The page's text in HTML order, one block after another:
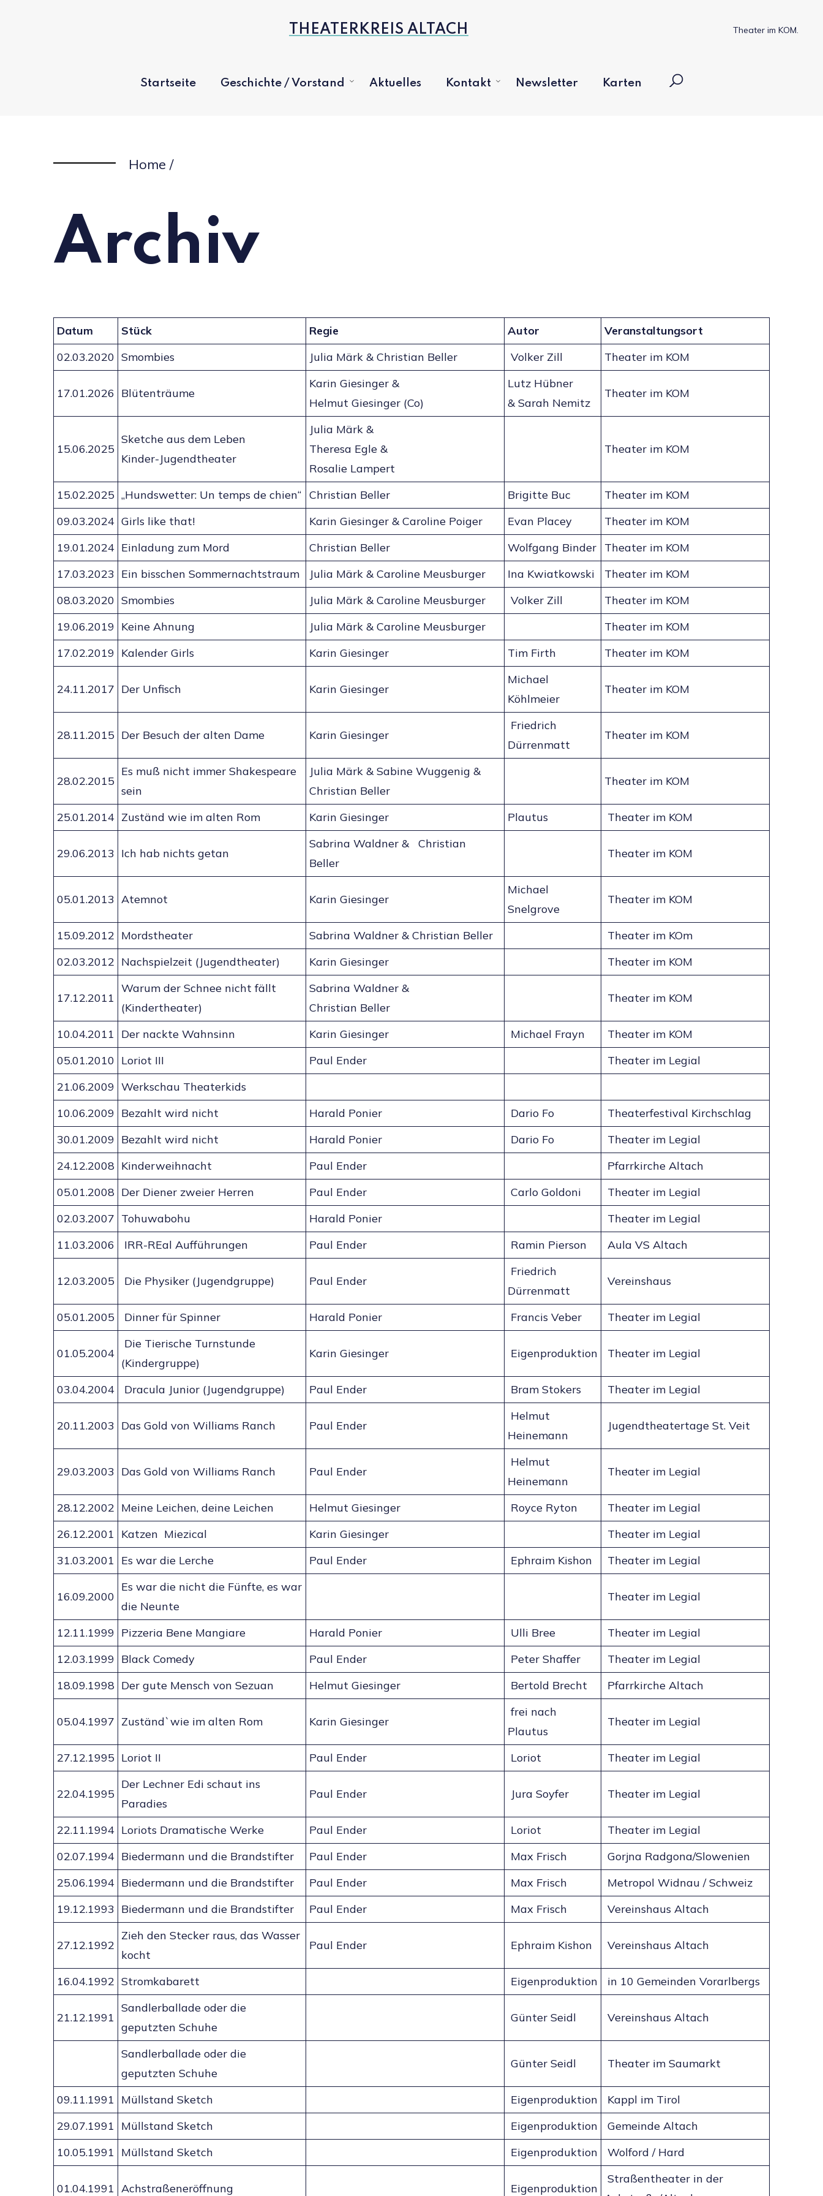
THEATERKREIS ALTACH Theater im KOM.
Startseite Geschichte / Vorstand
OpenAktuelles Kontakt
OpenNewsletter Karten
Home /
Archiv
Datum Stück Regie Autor
Veranstaltungsort
02.03.2020 Smombies Julia Märk & Christian Beller Volker Zill Theater im KOM
17.01.2026 Blütenträume
Karin Giesinger &
Helmut Giesinger (Co)
Lutz Hübner
& Sarah Nemitz
Theater im KOM
15.06.2025
Sketche aus dem Leben
Kinder-Jugendtheater
Julia Märk &
Theresa Egle &
Rosalie Lampert
Theater im KOM
15.02.2025 „Hundswetter: Un temps de chien“ Christian Beller Brigitte Buc
Theater im KOM
09.03.2024 Girls like that! Karin Giesinger & Caroline Poiger Evan Placey
Theater im KOM
19.01.2024 Einladung zum Mord Christian Beller Wolfgang Binder
Theater im KOM
17.03.2023 Ein bisschen Sommernachtstraum Julia Märk & Caroline Meusburger Ina Kwiatkowski
Theater im KOM
08.03.2020 Smombies Julia Märk & Caroline Meusburger Volker Zill
Theater im KOM
19.06.2019 Keine Ahnung Julia Märk & Caroline Meusburger
Theater im KOM
17.02.2019 Kalender Girls Karin Giesinger Tim Firth Theater im KOM
24.11.2017 Der Unfisch Karin Giesinger
Michael
Köhlmeier
Theater im KOM
28.11.2015 Der Besuch der alten Dame Karin Giesinger
Friedrich
Dürrenmatt
Theater im KOM
28.02.2015
Es muß nicht immer Shakespeare
sein
Julia Märk & Sabine Wuggenig &
Christian Beller
Theater im KOM
25.01.2014 Zuständ wie im alten Rom Karin Giesinger Plautus Theater im KOM
29.06.2013 Ich hab nichts getan
Sabrina Waldner & Christian
Beller
Theater im KOM
05.01.2013 Atemnot Karin Giesinger
Michael
Snelgrove
Theater im KOM
15.09.2012 Mordstheater Sabrina Waldner & Christian Beller
Theater im KOm
02.03.2012 Nachspielzeit (Jugendtheater) Karin Giesinger Theater im KOM
17.12.2011
Warum der Schnee nicht fällt
(Kindertheater)
Sabrina Waldner &
Christian Beller
Theater im KOM
10.04.2011 Der nackte Wahnsinn Karin Giesinger Michael Frayn
Theater im KOM
05.01.2010 Loriot III Paul Ender
Theater im Legial
21.06.2009 Werkschau Theaterkids
10.06.2009 Bezahlt wird nicht Harald Ponier Dario Fo
Theaterfestival Kirchschlag
30.01.2009 Bezahlt wird nicht Harald Ponier Dario Fo
Theater im Legial
24.12.2008 Kinderweihnacht Paul Ender
Pfarrkirche Altach
05.01.2008 Der Diener zweier Herren Paul Ender Carlo Goldoni
Theater im Legial
02.03.2007 Tohuwabohu Harald Ponier
Theater im Legial
11.03.2006
IRR-REal Aufführungen Paul Ender Ramin Pierson Aula VS Altach
12.03.2005 Die Physiker (Jugendgruppe) Paul Ender
Friedrich
Dürrenmatt
Vereinshaus
05.01.2005 Dinner für Spinner Harald Ponier Francis Veber Theater im Legial
01.05.2004
Die Tierische Turnstunde
(Kindergruppe)
Karin Giesinger Eigenproduktion Theater im Legial
03.04.2004 Dracula Junior (Jugendgruppe) Paul Ender Bram Stokers Theater im Legial
20.11.2003 Das Gold von Williams Ranch Paul Ender
Helmut
Heinemann
Jugendtheatertage St. Veit
29.03.2003 Das Gold von Williams Ranch Paul Ender
Helmut
Heinemann
Theater im Legial
28.12.2002 Meine Leichen, deine Leichen Helmut Giesinger Royce Ryton
Theater im Legial
26.12.2001
Katzen Miezical Karin Giesinger
Theater im Legial
31.03.2001
Es war die Lerche Paul Ender Ephraim Kishon Theater im Legial
16.09.2000
Es war die nicht die Fünfte, es war
die Neunte
Theater im Legial
12.11.1999 Pizzeria Bene Mangiare Harald Ponier Ulli Bree
Theater im Legial
12.03.1999 Black Comedy Paul Ender Peter Shaffer
Theater im Legial
18.09.1998 Der gute Mensch von Sezuan Helmut Giesinger Bertold Brecht Pfarrkirche Altach
05.04.1997 Zuständ`wie im alten Rom Karin Giesinger
frei nach
Plautus
Theater im Legial
27.12.1995 Loriot II Paul Ender Loriot Theater im Legial
22.04.1995
Der Lechner Edi schaut ins
Paradies
Paul Ender Jura Soyfer Theater im Legial
22.11.1994 Loriots Dramatische Werke Paul Ender Loriot
Theater im Legial
02.07.1994 Biedermann und die Brandstifter Paul Ender Max Frisch
Gorjna Radgona/Slowenien
25.06.1994 Biedermann und die Brandstifter Paul Ender Max Frisch
Metropol Widnau / Schweiz
19.12.1993 Biedermann und die Brandstifter Paul Ender Max Frisch Vereinshaus Altach
27.12.1992
Zieh den Stecker raus, das Wasser
kocht
Paul Ender Ephraim Kishon Vereinshaus Altach
16.04.1992 Stromkabarett Eigenproduktion in 10 Gemeinden Vorarlbergs
21.12.1991
Sandlerballade oder die
geputzten Schuhe
Günter Seidl Vereinshaus Altach
Sandlerballade oder die
geputzten Schuhe
Günter Seidl Theater im Saumarkt
09.11.1991 Müllstand Sketch Eigenproduktion
Kappl im Tirol
29.07.1991
Müllstand Sketch Eigenproduktion
Gemeinde Altach
10.05.1991
Müllstand Sketch Eigenproduktion Wolford / Hard
01.04.1991 Achstraßeneröffnung Eigenproduktion
Straßentheater in der